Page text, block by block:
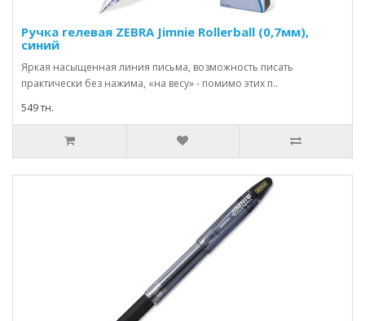
Ручка гелевая ZEBRA Jimnie Rollerball (0,7мм),
синий
Яркая насыщенная линия письма, возможность писать
практически без нажима, «на весу» - помимо этих п..
549 тн.